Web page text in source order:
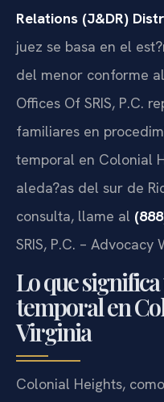
Relations (J&DR)
juez se basa en el
del menor conforme al
Offices Of SRIS, P.C.
familiares en
temporal en Colonial
aleda?as del sur de
consulta, llame al
SRIS, P.C. – Advocacy
Lo que
temporal en
Virginia
Colonial Heights,